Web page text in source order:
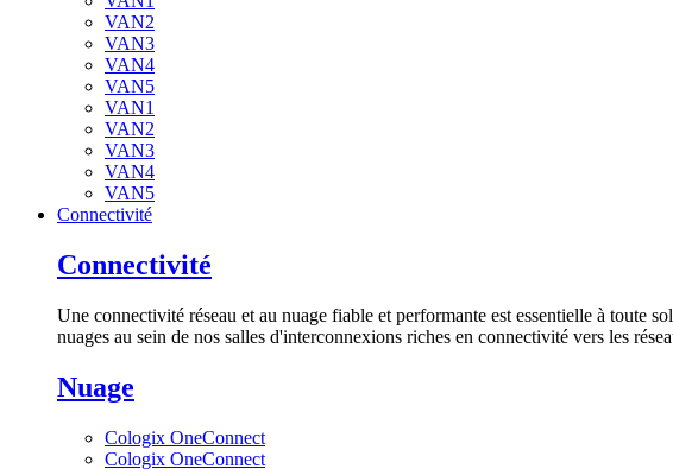
VAN2
VAN3
VAN4
VAN5
VAN1
VAN2
VAN3
VAN4
VAN5
Connectivité
Connectivité
Une connectivité réseau et au nuage fiable et performante est essentielle à toute
nuages au sein de nos salles d'interconnexions riches en connectivité vers les
Nuage
Cologix OneConnect
Cologix OneConnect